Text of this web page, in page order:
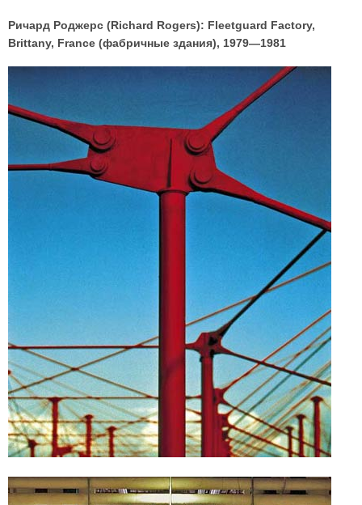
Ричард Роджерс (Richard Rogers): Fleetguard Factory,
Brittany, France (фабричные здания), 1979—1981